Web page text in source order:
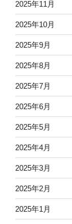
2025年11月
2025年10月
2025年9月
2025年8月
2025年7月
2025年6月
2025年5月
2025年4月
2025年3月
2025年2月
2025年1月